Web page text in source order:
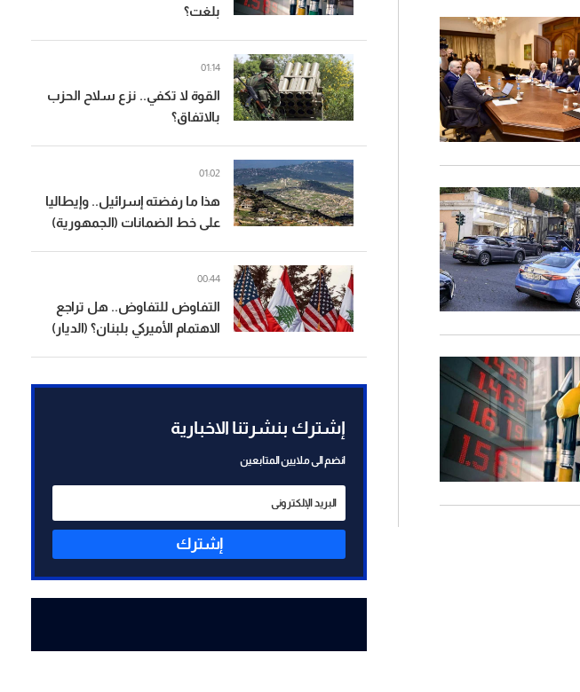
بلغت؟
القوة لا تكفي.. نزع سلاح الحزب
بالاتفاق؟
01:14
هذا ما رفضته إسرائيل.. وإيطاليا
على خط الضمانات (الجمهورية)
01:02
التفاوض للتفاوض.. هل تراجع
الاهتمام الأميركي بلبنان؟ (الديار)
00:44
إشترك بنشرتنا الاخبارية
انضم الى ملايين المتابعين
إشترك